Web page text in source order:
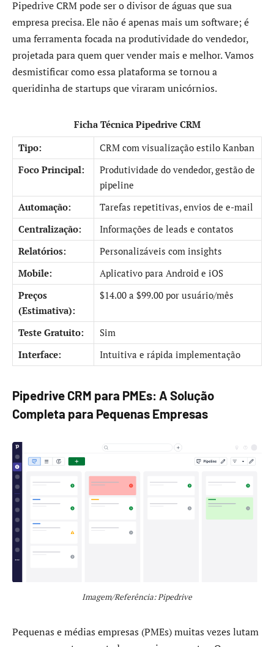
Pipedrive CRM pode ser o divisor de águas que sua
empresa precisa. Ele não é apenas mais um software; é
uma ferramenta focada na produtividade do vendedor,
projetada para quem quer vender mais e melhor. Vamos
desmistificar como essa plataforma se tornou a
queridinha de startups que viraram unicórnios.
Ficha Técnica Pipedrive CRM
Tipo:
CRM com visualização estilo Kanban
Foco Principal:
Produtividade do vendedor, gestão de
pipeline
Automação:
Tarefas repetitivas, envios de e-mail
Centralização:
Informações de leads e contatos
Relatórios:
Personalizáveis com insights
Mobile:
Aplicativo para Android e iOS
Preços
(Estimativa):
$14.00 a $99.00 por usuário/mês
Teste Gratuito:
Sim
Interface:
Intuitiva e rápida implementação
Pipedrive CRM para PMEs: A Solução
Completa para Pequenas Empresas
Imagem/Referência: Pipedrive
Pequenas e médias empresas (PMEs) muitas vezes lutam